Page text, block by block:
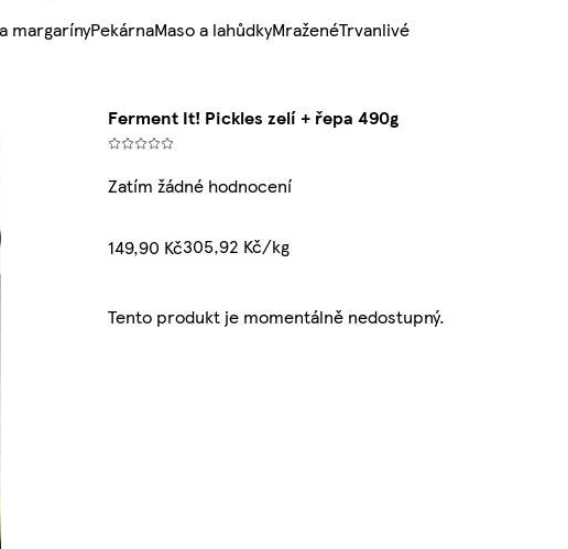
margarínyPekárnaMaso a lahůdkyMraženéTrvanlivé
Ferment It! Pickles zelí + řepa 490g
Zatím žádné hodnocení
149,90 Kč305,92 Kč/kg
Tento produkt je momentálně nedostupný.